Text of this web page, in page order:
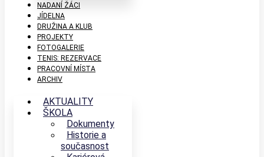
NADANÍ ŽÁCI
JÍDELNA
DRUŽINA A KLUB
PROJEKTY
FOTOGALERIE
TENIS: REZERVACE
PRACOVNÍ MÍSTA
ARCHIV
AKTUALITY
ŠKOLA
Dokumenty
Historie a
současnost